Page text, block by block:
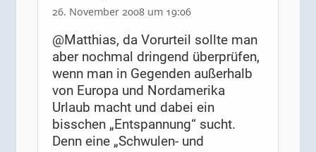
26. November 2008 um 19:06
@Matthias, da Vorurteil sollte man
aber nochmal dringend überprüfen,
wenn man in Gegenden außerhalb
von Europa und Nordamerika
Urlaub macht und dabei ein
bisschen „Entspannung“ sucht.
Denn eine „Schwulen- und